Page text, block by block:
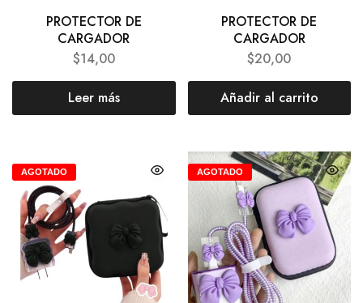
PROTECTOR DE
CARGADOR
$14,00
Leer más
PROTECTOR DE
CARGADOR
$20,00
Añadir al carrito
AGOTADO AGOTADO